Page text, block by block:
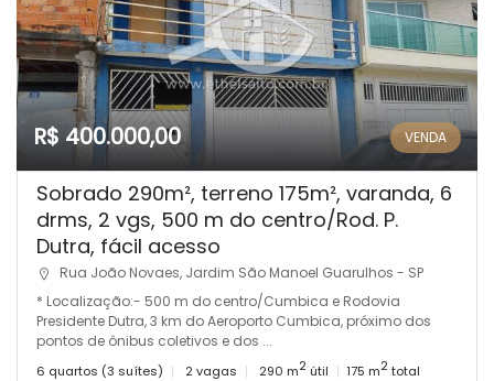
R$ 400.000,00 VENDA
Sobrado 290m², terreno 175m², varanda, 6
drms, 2 vgs, 500 m do centro/Rod. P.
Dutra, fácil acesso
Rua João Novaes, Jardim São Manoel Guarulhos - SP
* Localização:- 500 m do centro/Cumbica e Rodovia
Presidente Dutra, 3 km do Aeroporto Cumbica, próximo dos
pontos de ônibus coletivos e dos ...
6 quartos (3 suítes) 2 vagas 290 m2 útil 175 m2total